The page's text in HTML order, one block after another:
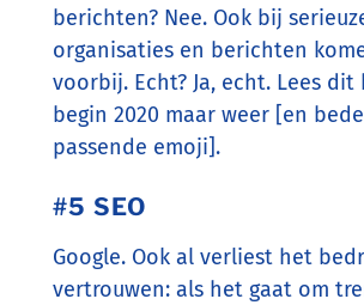
berichten? Nee. Ook bij
organisaties en berichten
voorbij. Echt? Ja, echt. Lees
begin 2020 maar weer [en
passende emoji].
#5 SEO
Google. Ook al verliest het
vertrouwen: als het gaat om